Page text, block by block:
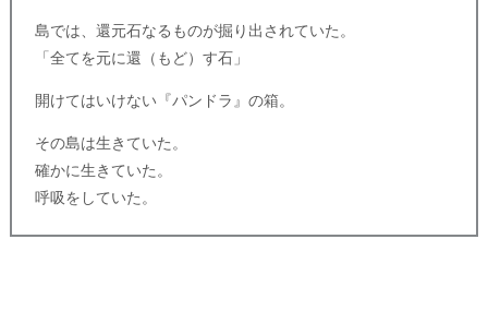
島では、還元石なるものが掘り出されていた。
「全てを元に還（もど）す石」
開けてはいけない『パンドラ』の箱。
その島は生きていた。
確かに生きていた。
呼吸をしていた。